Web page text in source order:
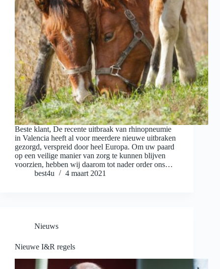
Beste klant, De recente uitbraak van rhinopneumie
in Valencia heeft al voor meerdere nieuwe uitbraken
gezorgd, verspreid door heel Europa. Om uw paard
op een veilige manier van zorg te kunnen blijven
voorzien, hebben wij daarom tot nader order ons…
best4u
4 maart 2021
Nieuws
Nieuwe I&R regels